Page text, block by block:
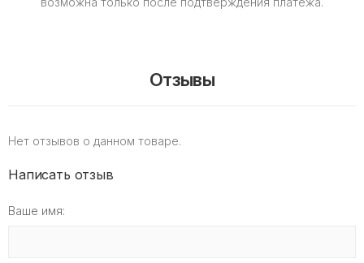
Отзывы
Нет отзывов о данном товаре.
Написать отзыв
Ваше имя: